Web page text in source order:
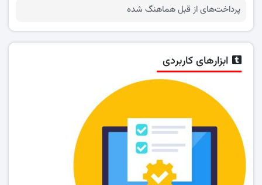
پرداخت‌های از قبل هماهنگ شده
ابزارهای کاربردی